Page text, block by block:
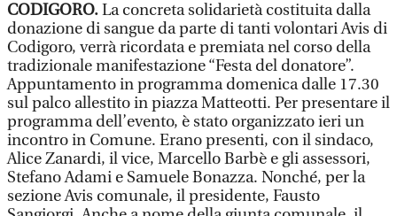
CODIGORO.La concreta solidarietà costituita dalla
donazione di sangue da parte di tanti volontari Avis di
Codigoro, verrà ricordata e premiata nel corso della
tradizionale manifestazione “Festa del donatore”.
Appuntamento in programma domenica dalle 17.30
sul palco allestito in piazza Matteotti. Per presentare il
programma dell’evento, è stato organizzato ieri un
incontro in Comune. Erano presenti, con il sindaco,
Alice Zanardi, il vice, Marcello Barbè e gli assessori,
Stefano Adami e Samuele Bonazza. Nonché, per la
sezione Avis comunale, il presidente, Fausto